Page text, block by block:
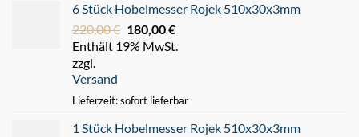
6 Stück Hobelmesser Rojek 510x30x3mm
220,00€ Ursprünglicher
Preis
180,00€Aktueller
Preis
Enthält 19% MwSt.
zzgl.
Versand
Lieferzeit: sofort lieferbar
1 Stück Hobelmesser Rojek 510x30x3mm